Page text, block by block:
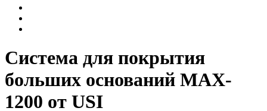
Cистема для покрытия
больших оснований MAX-
1200 от USI